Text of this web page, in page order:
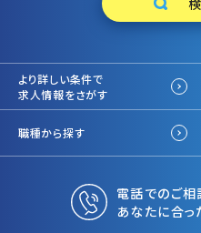
より詳しい条件で
求人情報をさがす
職種から探す
電話でのご相
あなたに合っ